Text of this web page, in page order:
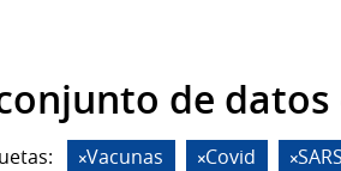
de
Vacunas Covid